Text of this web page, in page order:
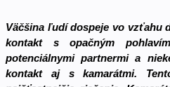
Väčšina ľudí dospeje vo vzťahu
kontakt s opačným
potenciálnymi partnermi a
kontakt aj s kamarátmi.